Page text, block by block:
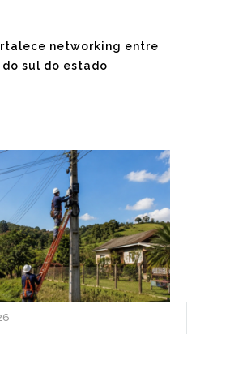
networking entre
sul do estado